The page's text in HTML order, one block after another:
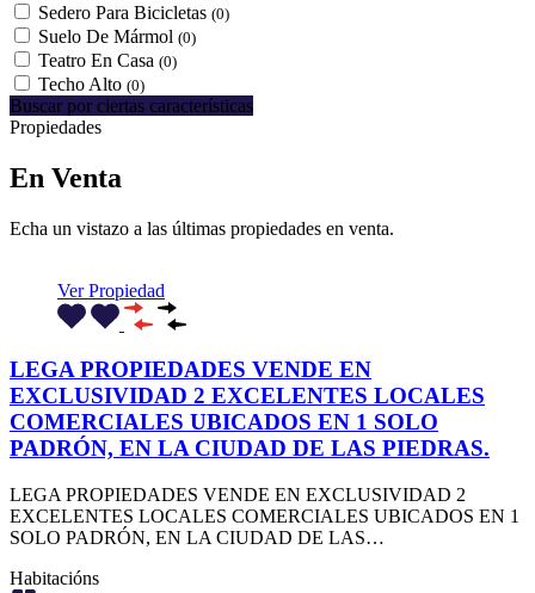
Sedero Para Bicicletas (0)
Suelo De Mármol (0)
Teatro En Casa (0)
Techo Alto (0)
Buscar por ciertas características
Propiedades
En Venta
Echa un vistazo a las últimas propiedades en venta.
Ver Propiedad
LEGA PROPIEDADES VENDE EN
EXCLUSIVIDAD 2 EXCELENTES LOCALES
COMERCIALES UBICADOS EN 1 SOLO
PADRÓN, EN LA CIUDAD DE LAS PIEDRAS.
LEGA PROPIEDADES VENDE EN EXCLUSIVIDAD 2
EXCELENTES LOCALES COMERCIALES UBICADOS EN 1
SOLO PADRÓN, EN LA CIUDAD DE LAS…
Habitacións